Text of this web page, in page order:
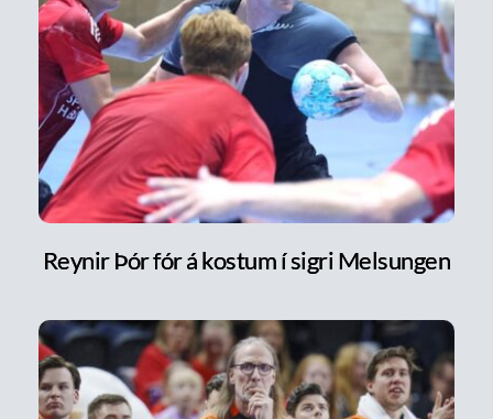
Reynir Þór fór á kostum í sigri Melsungen